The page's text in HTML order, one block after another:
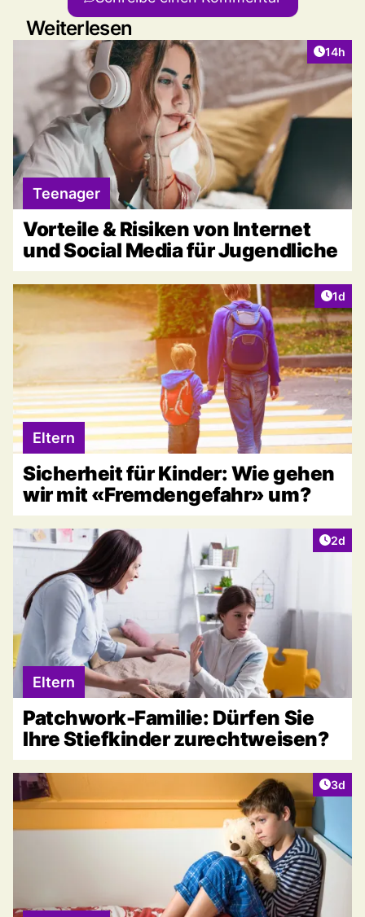
Weiterlesen
Artikel
14h
Teenager
Vorteile & Risiken von Internet
und Social Media für Jugendliche
1d
Eltern
Sicherheit für Kinder: Wie gehen
wir mit «Fremdengefahr» um?
2d
Eltern
Patchwork-Familie: Dürfen Sie
Ihre Stiefkinder zurechtweisen?
3d